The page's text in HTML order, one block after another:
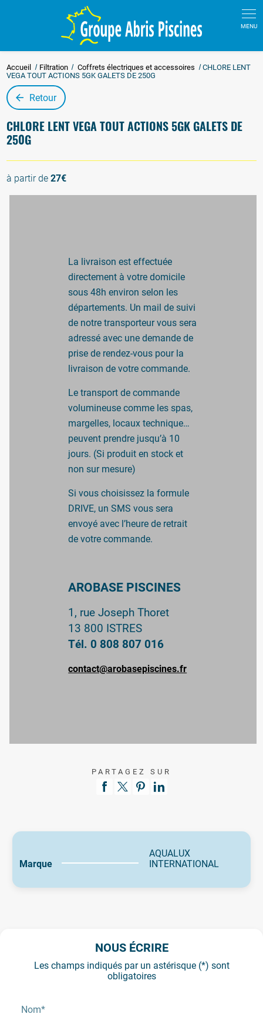
Accueil Filtration Coffrets électriques et accessoires CHLORE LENT
VEGA TOUT ACTIONS 5GK GALETS DE 250G
Retour
CHLORE LENT VEGA TOUT ACTIONS 5GK GALETS DE
250G
à partir de 27€
La livraison est effectuée
directement à votre domicile
sous 48h environ selon les
départements. Un mail de suivi
de notre transporteur vous sera
adressé avec une demande de
prise de rendez-vous pour la
livraison de votre commande.
Le transport de commande
volumineuse comme les spas,
margelles, locaux technique…
peuvent prendre jusqu’à 10
jours. (Si produit en stock et
non sur mesure)
Si vous choisissez la formule
DRIVE, un SMS vous sera
envoyé avec l’heure de retrait
de votre commande.
AROBASE PISCINES
1, rue Joseph Thoret
13 800 ISTRES
Tél. 0 808 807 016
contact@arobasepiscines.fr
PARTAGEZ SUR
Marque
AQUALUX
INTERNATIONAL
NOUS ÉCRIRE
Les champs indiqués par un astérisque (*) sont
obligatoires
Nom*